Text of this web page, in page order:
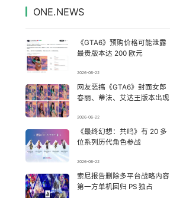
台风白海豚闭眼了
9 张本智和：零封向鹏不意外 7142378°
11
12 网络谣言的3种典型“伪装套路” 6850788°
13
14 这个暑假“预制娃”火了 6664233°
ONE.NEWS
《GTA6》预购价格可能泄露
最贵版本达 200 欧元
2026-06-22
网友恶搞《GTA6》封面女郎
春丽、蒂法、艾达王版本出现
2026-06-22
《最终幻想：共鸣》有 20 多
位系列历代角色参战
2026-06-22
索尼报告删除多平台战略内容
第一方单机回归 PS 独占